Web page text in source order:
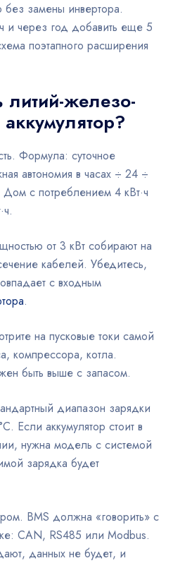
без замены инвертора.
и через год добавить еще 5
поэтапного расширения
литий-железо-
Формула: суточное
автономия в часах ÷ 24 ÷
с потреблением 4 кВт·ч
от 3 кВт собирают на
кабелей. Убедитесь,
с входным
.
на пусковые токи самой
компрессора, котла.
быть выше с запасом.
диапазон зарядки
Если аккумулятор стоит в
нужна модель с системой
зарядка будет
BMS должна «говорить» с
CAN, RS485 или Modbus.
данных не будет, и